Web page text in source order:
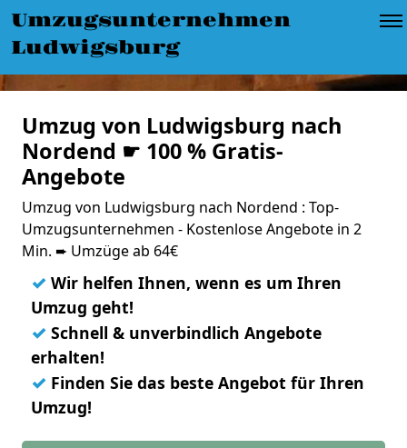
Umzugsunternehmen
Ludwigsburg
Umzug von Ludwigsburg nach
Nordend ☛ 100 % Gratis-
Angebote
Umzug von Ludwigsburg nach Nordend : Top-
Umzugsunternehmen - Kostenlose Angebote in 2
Min. ➨ Umzüge ab 64€
✓ Wir helfen Ihnen, wenn es um Ihren
Umzug geht!
✓ Schnell & unverbindlich Angebote
erhalten!
✓ Finden Sie das beste Angebot für Ihren
Umzug!